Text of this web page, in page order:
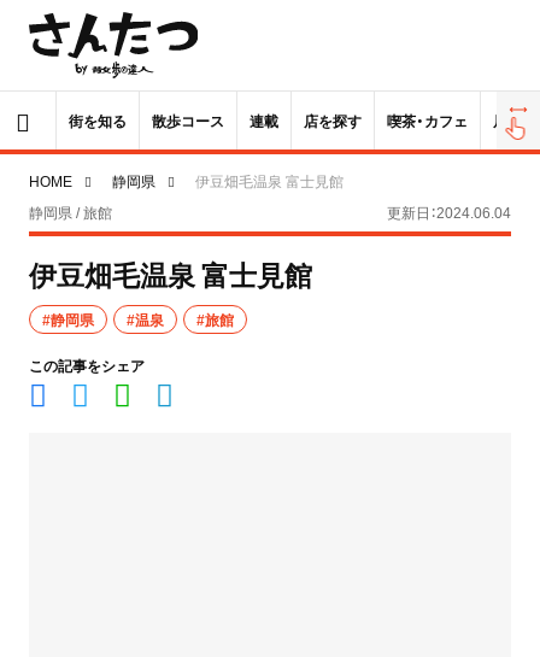
街を知る 散歩コース 連載 店を探す 喫茶・カフェ 居酒屋
HOME 静岡県
伊豆畑毛温泉 富士見館
静岡県 / 旅館
更新日：2024.06.04
伊豆畑毛温泉 富士見館
#静岡県 #温泉 #旅館
この記事をシェア